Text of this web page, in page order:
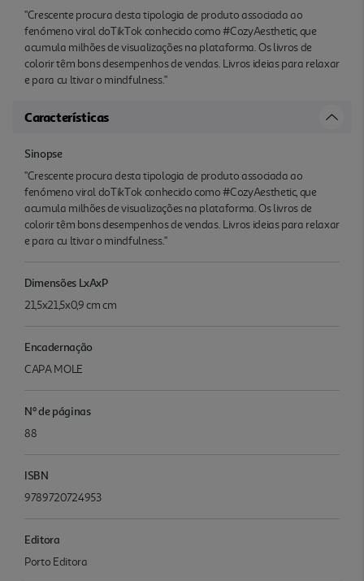
"Crescente procura desta tipologia de produto associada ao
fenómeno viral doTikTok conhecido como #CozyAesthetic, que
acumula milhões de visualizações na plataforma. Os livros de
colorir têm bons desempenhos de vendas. Livros ideias para relaxar
e para cu ltivar o mindfulness."
Características
Sinopse
"Crescente procura desta tipologia de produto associada ao
fenómeno viral doTikTok conhecido como #CozyAesthetic, que
acumula milhões de visualizações na plataforma. Os livros de
colorir têm bons desempenhos de vendas. Livros ideias para relaxar
e para cu ltivar o mindfulness."
Dimensões LxAxP
21,5x21,5x0,9 cm cm
Encadernação
CAPA MOLE
Nº de páginas
88
ISBN
9789720724953
Editora
Porto Editora